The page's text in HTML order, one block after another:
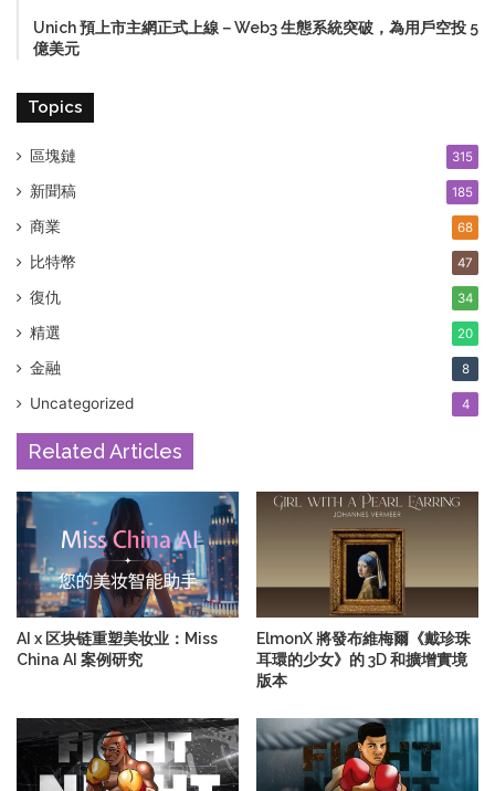
Unich 預上市主網正式上線－Web3 生態系統突破，為用戶空投 5
億美元
Topics
區塊鏈 315
新聞稿 185
商業 68
比特幣 47
復仇 34
精選 20
金融 8
Uncategorized 4
Related Articles
AI x 区块链重塑美妆业：Miss
China AI 案例研究
ElmonX 將發布維梅爾《戴珍珠
耳環的少女》的 3D 和擴增實境
版本